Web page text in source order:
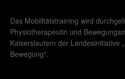
Das Mobilitätstraining wird
Physiotherapeutin und
Kaiserslautern der Landesinitiative
Bewegung“.